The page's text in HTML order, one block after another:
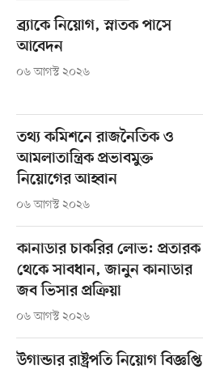
ব্র্যাকে নিয়োগ, স্নাতক পাসে
আবেদন
০৬ আগস্ট ২০২৬
তথ্য কমিশনে রাজনৈতিক ও
আমলাতান্ত্রিক প্রভাবমুক্ত
নিয়োগের আহ্বান
০৬ আগস্ট ২০২৬
কানাডার চাকরির লোভ: প্রতারক
থেকে সাবধান, জানুন কানাডার
জব ভিসার প্রক্রিয়া
০৬ আগস্ট ২০২৬
উগান্ডার রাষ্ট্রপতি নিয়োগ বিজ্ঞপ্তি